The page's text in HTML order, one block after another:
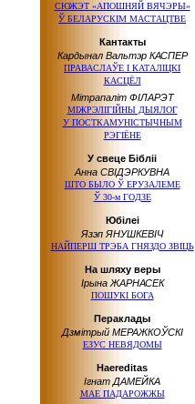
СЮЖЭТ «АПОШНЯЙ ВЯЧЭРЫ»
Ў БЕЛАРУСКІМ МАСТАЦТВЕ
Кантакты
Кардынал Вальтэр КАСПЕР
ПРАВАСЛАЎЕ І КАТАЛІЦКІ
КАСЦЁЛ
Мітрапаліт ФІЛАРЭТ
МІЖРЭЛІГІЙНЫ ДЫЯЛОГ
У ПОСТКАМУНІСТЫЧНЫМ
РЭГІЁНЕ
У свеце Бібліі
Анна СВІДЭРКУВНА
ШТО БЫЛО Ў ЕРУЗАЛЕМЕ
Ў 30-м ГОДЗЕ
Юбілеі
Язэп ЯНУШКЕВІЧ
НАЙПЕРШ ТРЭБА ГНЯЗДО ЗВІЦЬ
На шляху веры
Ірына ЖАРНАСЕК
ПОШУКІ БОГА
Пераклады
Дзмітрый МЕРАЖКОЎСКІ
ЕЗУС НЕВЯДОМЫ
Haereditas
Ігнат ДАМЕЙКА
МАЕ ПАДАРОЖЖЫ